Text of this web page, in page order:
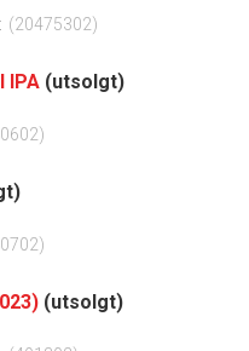
(20475302)
IPA (utsolgt)
(utsolgt)